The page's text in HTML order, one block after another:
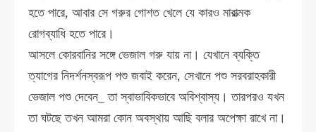
হতে পারে, আবার সে গরুর গোশত খেলে যে কারও মারাত্মক
রোগব্যাধি হতে পারে।
আসলে কোরবানির সঙ্গে ভেজাল গরু যায় না। যেখানে ব্যক্তি
ত্যাগের নিদর্শনস্বরূপ পশু জবাই করেন, সেখানে পশু সরবরাহকারী
ভেজাল পশু দেবেন_ তা স্বাভাবিকভাবে অবিশ্বাস্য। তারপরও যখন
তা ঘটছে তখন আমরা কোন অবস্থায় আছি বলার অপেক্ষা রাখে না।